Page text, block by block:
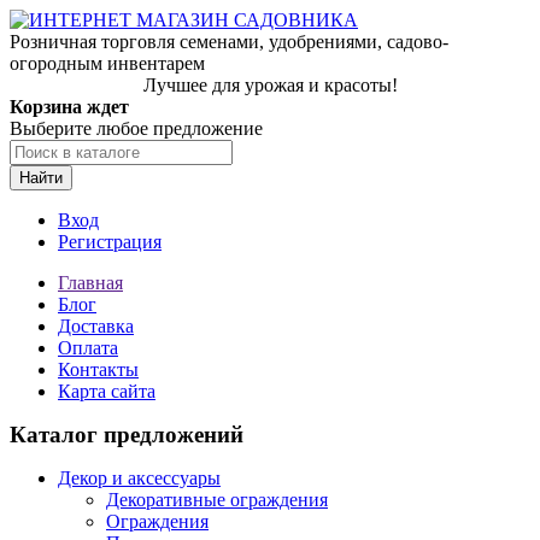
Розничная торговля семенами, удобрениями, садово-
огородным инвентарем
Лучшее для урожая и красоты!
Корзина ждет
Выберите любое предложение
Найти
Вход
Регистрация
Главная
Блог
Доставка
Оплата
Контакты
Карта сайта
Каталог предложений
Декор и аксессуары
Декоративные ограждения
Ограждения